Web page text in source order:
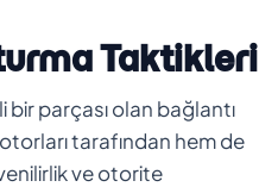
Taktikleri
parçası olan bağlantı
tarafından hem de
ve otorite